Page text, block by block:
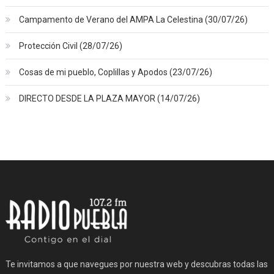
Campamento de Verano del AMPA La Celestina (30/07/26)
Protección Civil (28/07/26)
Cosas de mi pueblo, Coplillas y Apodos (23/07/26)
DIRECTO DESDE LA PLAZA MAYOR (14/07/26)
Te invitamos a que navegues por nuestra web y descubras todas las